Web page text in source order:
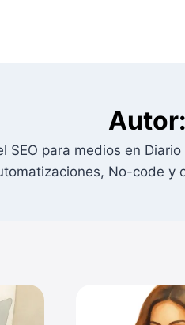
SEO para medios en
No-code